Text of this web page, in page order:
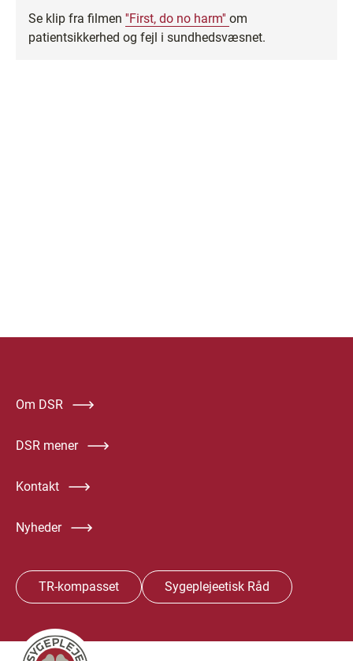
Se klip fra filmen ''First, do no harm'' om
patientsikkerhed og fejl i sundhedsvæsnet.
Om DSR
DSR mener
Kontakt
Nyheder
TR-kompasset Sygeplejeetisk Råd